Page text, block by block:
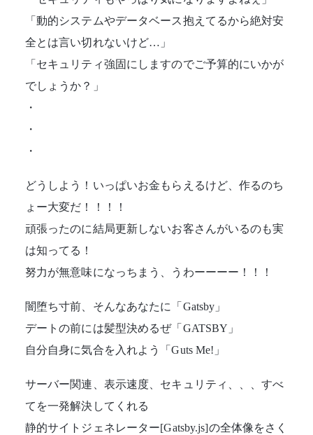
「動的システムやデータベース抱えてるから絶対安
全とは言い切れないけど…」
「セキュリティ強固にしますのでご予算的にいかが
でしょうか？」
・
・
・
どうしよう！いっぱいお金もらえるけど、作るのち
ょー大変だ！！！！
頑張ったのに結局更新しないお客さんがいるのも実
は知ってる！
努力が無意味になっちまう、うわーーーー！！！
闇堕ち寸前、そんなあなたに「Gatsby」
デートの前には髪型決めるぜ「GATSBY」
自分自身に気合を入れよう「Guts Me!」
サーバー関連、表示速度、セキュリティ、、、すべ
てを一発解決してくれる
静的サイトジェネレーター[Gatsby.js]の全体像をさく